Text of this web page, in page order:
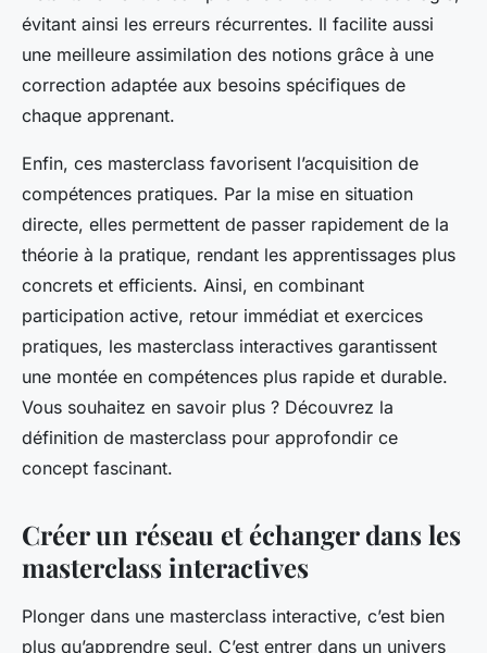
évitant ainsi les erreurs récurrentes. Il facilite aussi
une meilleure assimilation des notions grâce à une
correction adaptée aux besoins spécifiques de
chaque apprenant.
Enfin, ces masterclass favorisent l’acquisition de
compétences pratiques. Par la mise en situation
directe, elles permettent de passer rapidement de la
théorie à la pratique, rendant les apprentissages plus
concrets et efficients. Ainsi, en combinant
participation active, retour immédiat et exercices
pratiques, les masterclass interactives garantissent
une montée en compétences plus rapide et durable.
Vous souhaitez en savoir plus ? Découvrez la
définition de masterclass pour approfondir ce
concept fascinant.
Créer un réseau et échanger dans les
masterclass interactives
Plonger dans une masterclass interactive, c’est bien
plus qu’apprendre seul. C’est entrer dans un univers